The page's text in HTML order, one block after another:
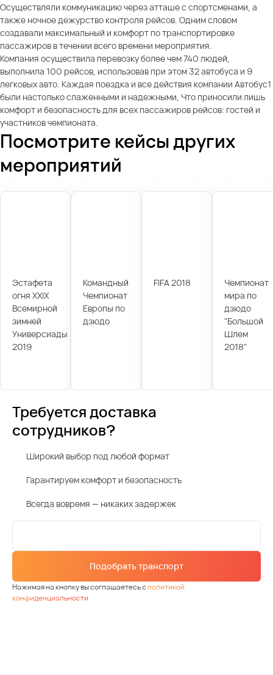
Осуществляли коммуникацию через атташе с спортсменами, а
также ночное дежурство контроля рейсов. Одним словом
создавали максимальный и комфорт по транспортировке
пассажиров в течении всего времени мероприятия.
Компания осуществила перевозку более чем 740 людей,
выполнила 100 рейсов, использовав при этом 32 автобуса и 9
легковых авто. Каждая поездка и все действия компании Автобус1
были настолько слаженными и надежными, Что приносили лишь
комфорт и безопасность для всех пассажиров рейсов: гостей и
участников чемпионата.
Посмотрите кейсы других
мероприятий
Эстафета
огня XXIX
Всемирной
зимней
Универсиады
2019
Командный
Чемпионат
Европы по
дзюдо
FIFA 2018
Чемпионат
мира по
дзюдо
"Большой
Шлем
2018"
Требуется доставка
сотрудников?
Широкий выбор под любой формат
Гарантируем комфорт и безопасность
Всегда вовремя — никаких задержек
Подобрать транспорт
Нажимая на кнопку вы соглашаетесь сполитикой
конфиденциальности